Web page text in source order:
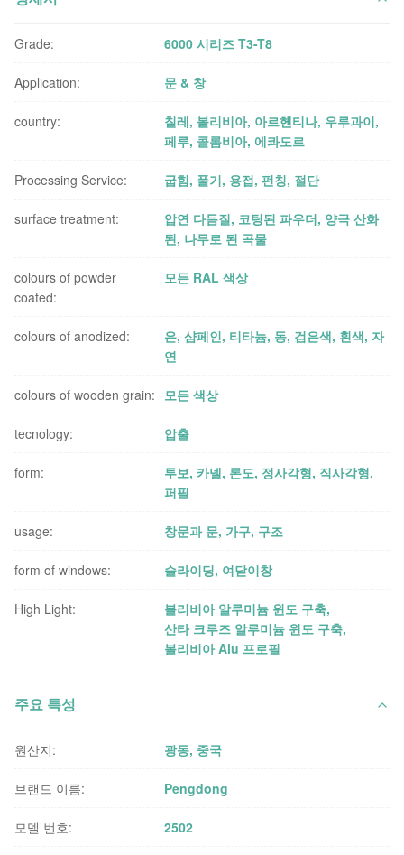
Grade: 6000 시리즈 T3-T8
Application: 문 & 창
country:
칠레, 볼리비아, 아르헨티나, 우루과이,
페루, 콜롬비아, 에콰도르
Processing Service: 굽힘, 풀기, 용접, 펀칭, 절단
surface treatment:
압연 다듬질, 코팅된 파우더, 양극 산화
된, 나무로 된 곡물
colours of powder
coated:
모든 RAL 색상
colours of anodized:
은, 샴페인, 티타늄, 동, 검은색, 흰색, 자
연
colours of wooden grain: 모든 색상
tecnology: 압출
form:
투보, 카넬, 론도, 정사각형, 직사각형,
퍼필
usage: 창문과 문, 가구, 구조
form of windows: 슬라이딩, 여닫이창
High Light: 볼리비아 알루미늄 윈도 구축,
산타 크루즈 알루미늄 윈도 구축,
볼리비아 Alu 프로필
주요 특성
원산지: 광동, 중국
브랜드 이름: Pengdong
모델 번호: 2502